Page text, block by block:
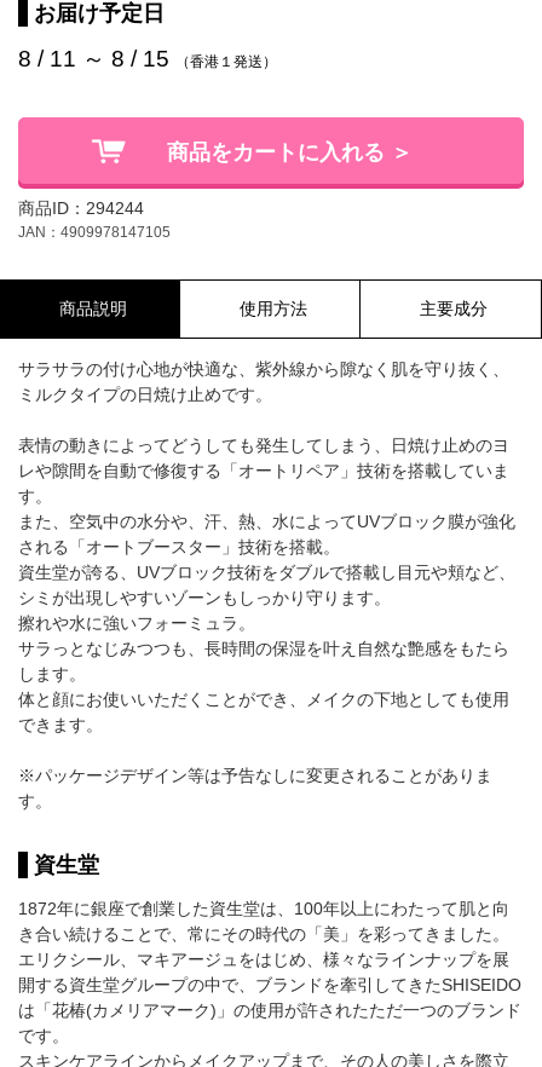
お届け予定日
8 / 11 ～ 8 / 15 （香港１発送）
商品をカートに入れる ＞
商品ID：294244
JAN：4909978147105
商品説明 使用方法 主要成分
サラサラの付け心地が快適な、紫外線から隙なく肌を守り抜く、
ミルクタイプの日焼け止めです。
表情の動きによってどうしても発生してしまう、日焼け止めのヨ
レや隙間を自動で修復する「オートリペア」技術を搭載していま
す。
また、空気中の水分や、汗、熱、水によってUVブロック膜が強化
される「オートブースター」技術を搭載。
資生堂が誇る、UVブロック技術をダブルで搭載し目元や頬など、
シミが出現しやすいゾーンもしっかり守ります。
擦れや水に強いフォーミュラ。
サラっとなじみつつも、長時間の保湿を叶え自然な艶感をもたら
します。
体と顔にお使いいただくことができ、メイクの下地としても使用
できます。
※パッケージデザイン等は予告なしに変更されることがありま
す。
資生堂
1872年に銀座で創業した資生堂は、100年以上にわたって肌と向
き合い続けることで、常にその時代の「美」を彩ってきました。
エリクシール、マキアージュをはじめ、様々なラインナップを展
開する資生堂グループの中で、ブランドを牽引してきたSHISEIDO
は「花椿(カメリアマーク)」の使用が許されたただ一つのブランド
です。
スキンケアラインからメイクアップまで、その人の美しさを際立